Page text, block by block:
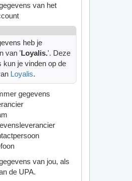
van het
heb je
van 'Loyalis.'. Deze
kun je vinden op de
Loyalis.
gegevens
van jou, als
de UPA.